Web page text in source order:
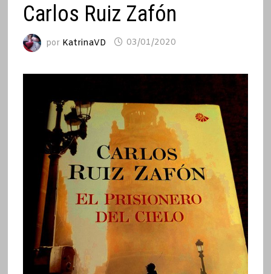
Carlos Ruiz Zafón
por KatrinaVD 03/01/2020